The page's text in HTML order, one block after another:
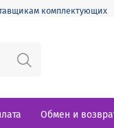
комплектующих
Обмен и